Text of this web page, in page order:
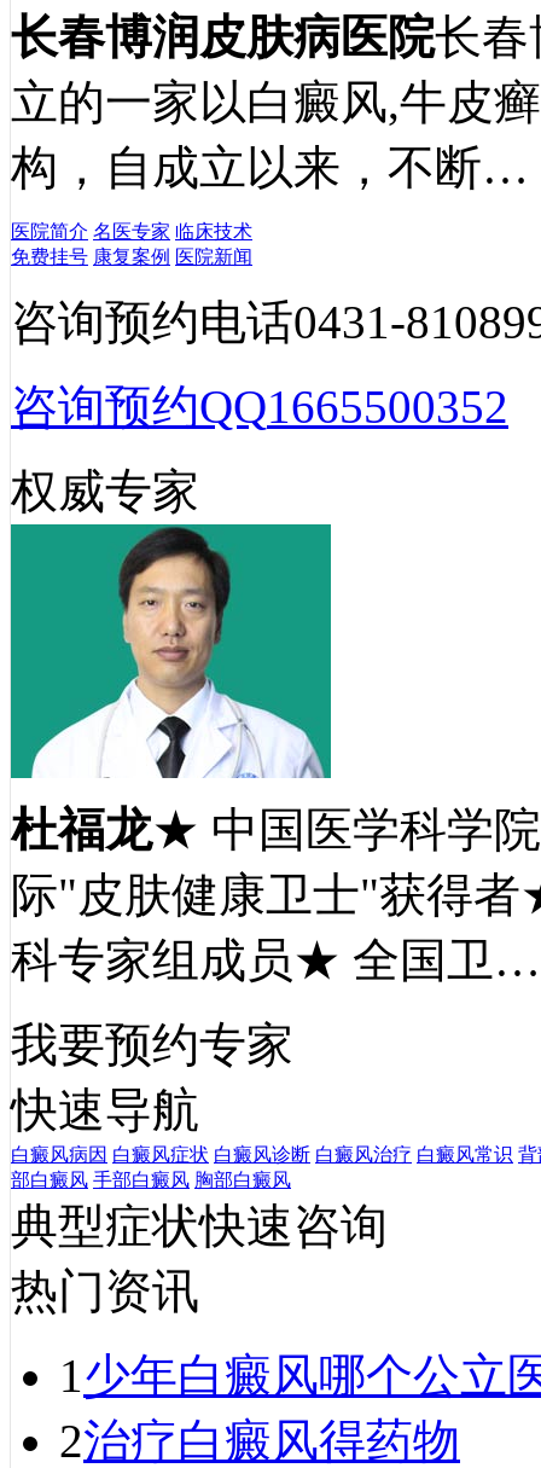
长春博润皮肤病医院长春
立的一家以白癜风,牛皮
构，自成立以来，不断…
医院简介 名医专家 临床技术
免费挂号 康复案例 医院新闻
咨询预约电话0431-
咨询预约QQ1665500352
权威专家
杜福龙★ 中国医学科学
际"皮肤健康卫士"获得
科专家组成员★ 全国卫
我要预约专家
快速导航
白癜风病因 白癜风症状 白癜风诊断 白癜风治疗 白癜风常识 背
部白癜风 手部白癜风 胸部白癜风
典型症状快速咨询
热门资讯
1少年白癜风哪个公立
2治疗白癜风得药物